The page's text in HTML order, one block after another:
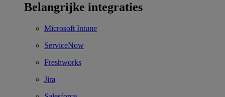
Belangrijke integraties
Microsoft Intune
ServiceNow
Freshworks
Jira